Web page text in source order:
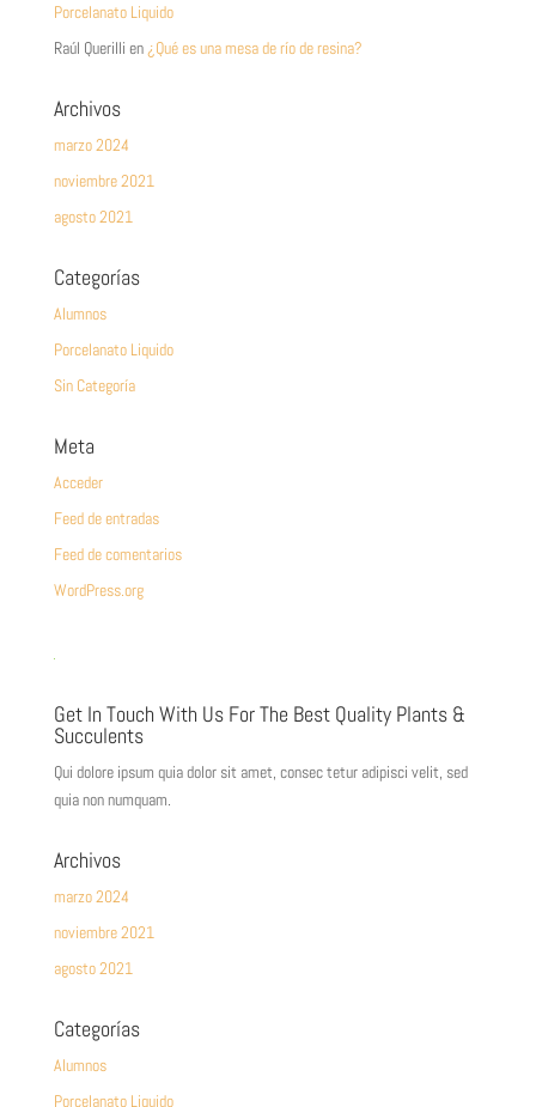
Porcelanato Liquido
Raúl Querilli en ¿Qué es una mesa de río de resina?
Archivos
marzo 2024
noviembre 2021
agosto 2021
Categorías
Alumnos
Porcelanato Liquido
Sin Categoría
Meta
Acceder
Feed de entradas
Feed de comentarios
WordPress.org
Get In Touch With Us For The Best Quality Plants &
Succulents
Qui dolore ipsum quia dolor sit amet, consec tetur adipisci velit, sed
quia non numquam.
Archivos
marzo 2024
noviembre 2021
agosto 2021
Categorías
Alumnos
Porcelanato Liquido